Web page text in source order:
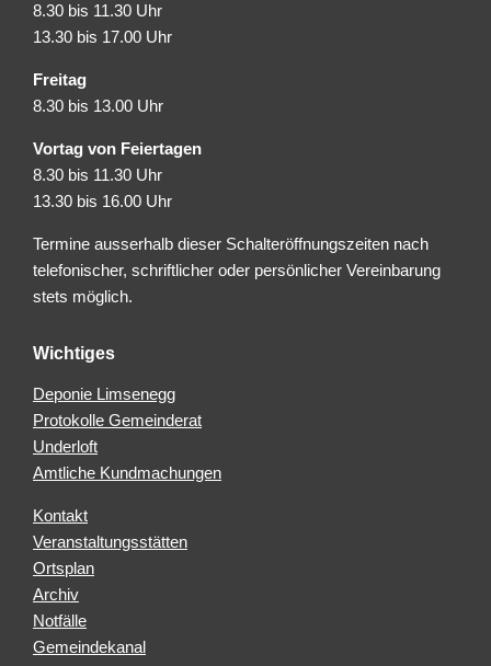
8.30 bis 11.30 Uhr
13.30 bis 17.00 Uhr
Freitag
8.30 bis 13.00 Uhr
Vortag von Feiertagen
8.30 bis 11.30 Uhr
13.30 bis 16.00 Uhr
Termine ausserhalb dieser Schalteröffnungszeiten nach
telefonischer, schriftlicher oder persönlicher Vereinbarung
stets möglich.
Wichtiges
Deponie Limsenegg
Protokolle Gemeinderat
Underloft
Amtliche Kundmachungen
Kontakt
Veranstaltungsstätten
Ortsplan
Archiv
Notfälle
Gemeindekanal